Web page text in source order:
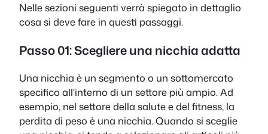
Nelle sezioni seguenti verrà spiegato in dettaglio
cosa si deve fare in questi passaggi.
Passo 01: Scegliere una nicchia adatta
Una nicchia è un segmento o un sottomercato
specifico all'interno di un settore più ampio. Ad
esempio, nel settore della salute e del fitness, la
perdita di peso è una nicchia. Quando si sceglie